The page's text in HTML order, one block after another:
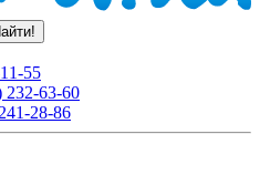
55
232-63-60
28-86